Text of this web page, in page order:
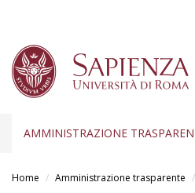
AMMINISTRAZIONE
Home Amministrazione trasparente